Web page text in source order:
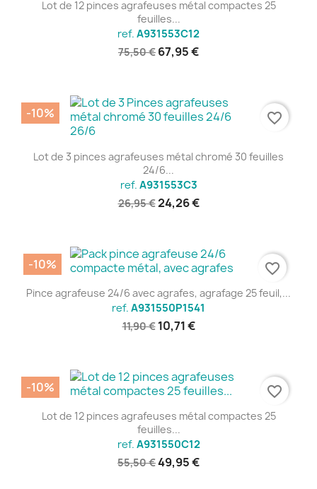
Lot de 12 pinces agrafeuses métal compactes 25
feuilles...
ref. A931553C12
75,50 € 67,95 €
Lot de 3 pinces agrafeuses métal chromé 30 feuilles
24/6...
ref. A931553C3
26,95 €24,26 €
-10% favorite_border
Pince agrafeuse 24/6 avec agrafes, agrafage 25 feuil,...
ref. A931550P1541
11,90 € 10,71 €
-10% favorite_border
Lot de 12 pinces agrafeuses métal compactes 25
feuilles...
ref. A931550C12
55,50 €49,95 €
-10% favorite_border